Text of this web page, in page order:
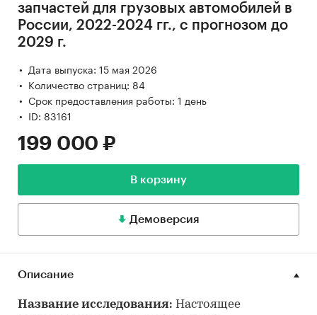
запчастей для грузовых автомобилей в
России, 2022-2024 гг., с прогнозом до
2029 г.
Дата выпуска: 15 мая 2026
Количество страниц: 84
Срок предоставления работы: 1 день
ID: 83161
199 000 ₽
В корзину
Демоверсия
Описание
Название исследования: Настоящее